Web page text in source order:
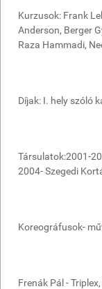
Kurzusok: Frank
Anderson, Berger
Raza Hammadi,
Díjak: I. hely szóló
Társulatok:2001-
2004- Szegedi
Koreográfusok-
Frenák Pál -